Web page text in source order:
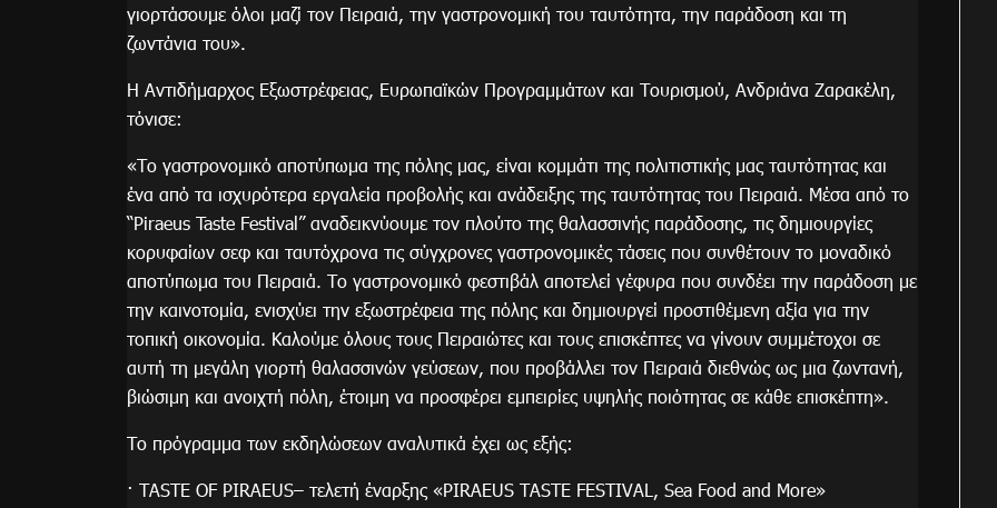
γιορτάσουμε όλοι μαζί τον Πειραιά, την γαστρονομική του ταυτότητα, την παράδοση και τη
ζωντάνια του».
Η Αντιδήμαρχος Εξωστρέφειας, Ευρωπαϊκών Προγραμμάτων και Τουρισμού, Ανδριάνα Ζαρακέλη,
τόνισε:
«Το γαστρονομικό αποτύπωμα της πόλης μας, είναι κομμάτι της πολιτιστικής μας ταυτότητας και
ένα από τα ισχυρότερα εργαλεία προβολής και ανάδειξης της ταυτότητας του Πειραιά. Μέσα από το
“Piraeus Taste Festival” αναδεικνύουμε τον πλούτο της θαλασσινής παράδοσης, τις δημιουργίες
κορυφαίων σεφ και ταυτόχρονα τις σύγχρονες γαστρονομικές τάσεις που συνθέτουν το μοναδικό
αποτύπωμα του Πειραιά. Το γαστρονομικό φεστιβάλ αποτελεί γέφυρα που συνδέει την παράδοση με
την καινοτομία, ενισχύει την εξωστρέφεια της πόλης και δημιουργεί προστιθέμενη αξία για την
τοπική οικονομία. Καλούμε όλους τους Πειραιώτες και τους επισκέπτες να γίνουν συμμέτοχοι σε
αυτή τη μεγάλη γιορτή θαλασσινών γεύσεων, που προβάλλει τον Πειραιά διεθνώς ως μια ζωντανή,
βιώσιμη και ανοιχτή πόλη, έτοιμη να προσφέρει εμπειρίες υψηλής ποιότητας σε κάθε επισκέπτη».
Το πρόγραμμα των εκδηλώσεων αναλυτικά έχει ως εξής:
· TASTE OF PIRAEUS– τελετή έναρξης «PIRAEUS TASTE FESTIVAL, Sea Food and More»